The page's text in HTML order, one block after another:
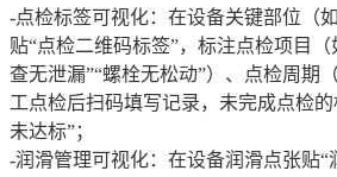
-点检标签可视化：在设备关键部位（
贴“点检二维码标签”，标注点检项目（
查无泄漏”“螺栓无松动”）、点检周期
工点检后扫码填写记录，未完成点检
未达标”；
-润滑管理可视化：在设备润滑点张贴“